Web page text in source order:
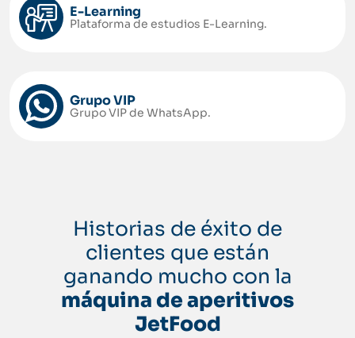
E-Learning
Plataforma de estudios E-Learning.
Grupo VIP
Grupo VIP de WhatsApp.
Historias de éxito de
clientes que están
ganando mucho con la
máquina de aperitivos
JetFood